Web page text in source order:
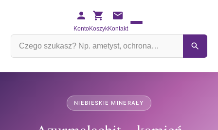
KontoKoszykKontakt
NIEBIESKIE MINERAŁY